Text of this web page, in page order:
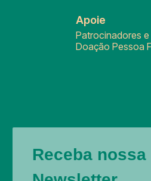
Apoie
Patrocinadores e
Doação Pessoa